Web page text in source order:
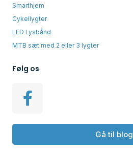
Smarthjem
Cykellygter
LED Lysbånd
MTB sæt med 2 eller 3 lygter
Følg os
Gå til blog